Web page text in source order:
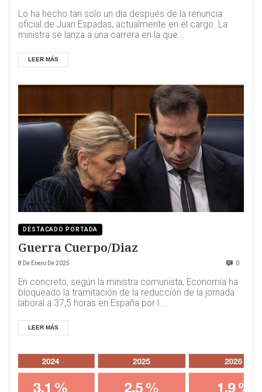
Lo ha hecho tan solo un día después de la renuncia
oficial de Juan Espadas, actualmente en el cargo. La
ministra se lanza a una carrera en la que...
LEER MÁS
DESTACADO PORTADA
Guerra Cuerpo/Diaz
8 De Enero De 2025 0
En concreto, según la ministra comunista, Economía ha
bloqueado la tramitación de la reducción de la jornada
laboral a 37,5 horas en España por l...
LEER MÁS